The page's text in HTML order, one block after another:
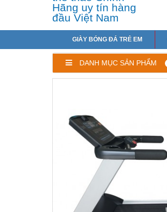
Hãng uy tín hàng
đầu Việt Nam
GIÀY BÓNG ĐÁ TRẺ EM
DANH MỤC SẢN PHẨM